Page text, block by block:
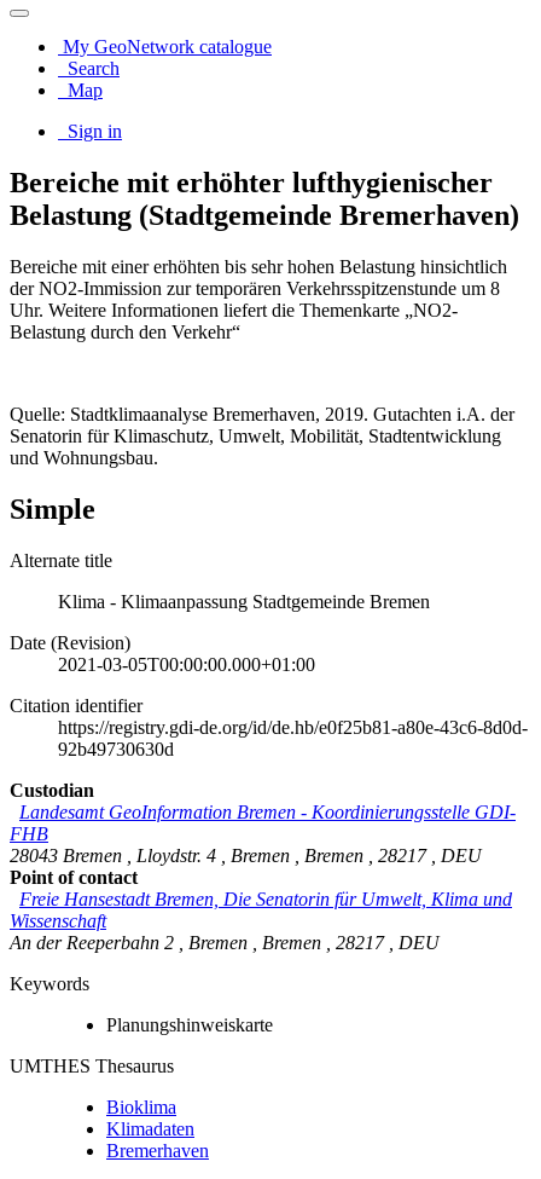
My GeoNetwork catalogue
Search
Map
Sign in
Bereiche mit erhöhter lufthygienischer
Belastung (Stadtgemeinde Bremerhaven)
Bereiche mit einer erhöhten bis sehr hohen Belastung hinsichtlich
der NO2-Immission zur temporären Verkehrsspitzenstunde um 8
Uhr. Weitere Informationen liefert die Themenkarte „NO2-
Belastung durch den Verkehr“
Quelle: Stadtklimaanalyse Bremerhaven, 2019. Gutachten i.A. der
Senatorin für Klimaschutz, Umwelt, Mobilität, Stadtentwicklung
und Wohnungsbau.
Simple
Alternate title
Klima - Klimaanpassung Stadtgemeinde Bremen
Date (Revision)
2021-03-05T00:00:00.000+01:00
Citation identifier
https://registry.gdi-de.org/id/de.hb/e0f25b81-a80e-43c6-8d0d-
92b49730630d
Custodian
Landesamt GeoInformation Bremen - Koordinierungsstelle GDI-
FHB
28043 Bremen
Lloydstr. 4 Bremen Bremen 28217
DEU
Point of contact
Freie Hansestadt Bremen, Die Senatorin für Umwelt, Klima und
Wissenschaft
An der Reeperbahn 2
Bremen Bremen 28217
DEU
Keywords
Planungshinweiskarte
UMTHES Thesaurus
Bioklima
Klimadaten
Bremerhaven